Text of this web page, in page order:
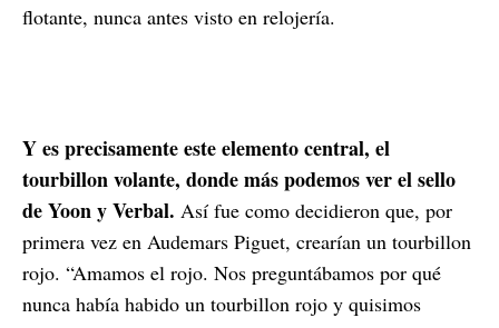
flotante, nunca antes visto en relojería.
Y es precisamente este elemento central, el
tourbillon volante, donde más podemos ver el sello
de Yoon y Verbal. Así fue como decidieron que, por
primera vez en Audemars Piguet, crearían un tourbillon
rojo. “Amamos el rojo. Nos preguntábamos por qué
nunca había habido un tourbillon rojo y quisimos